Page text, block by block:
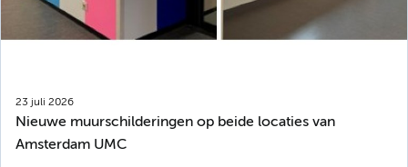
23 juli 2026
Nieuwe muurschilderingen op beide locaties van
Amsterdam UMC